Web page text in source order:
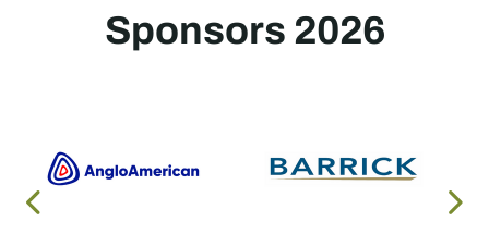
Sponsors 2026